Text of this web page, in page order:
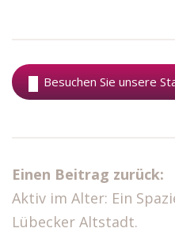
Besuchen Sie unsere
Einen Beitrag zurück:
Aktiv im Alter: Ein
Lübecker Altstadt.